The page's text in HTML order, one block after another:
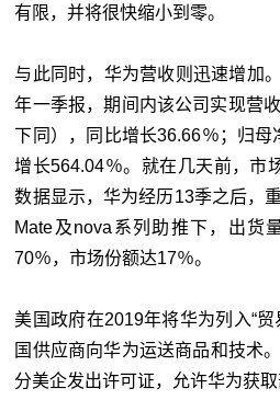
有限，并将很快缩小到零。
与此同时，华为营收则迅速增加
年一季报，期间内该公司实现营
下同），同比增长36.66％；归
增长564.04％。就在几天前，市
数据显示，华为经历13季之后，
Mate及nova系列助推下，出货
70％，市场份额达17％。
美国政府在2019年将华为列入“
国供应商向华为运送商品和技术
分美企发出许可证，允许华为获取